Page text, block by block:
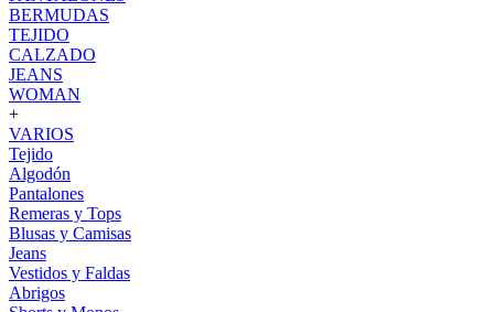
BERMUDAS
TEJIDO
CALZADO
JEANS
WOMAN
+
VARIOS
Tejido
Algodón
Pantalones
Remeras y Tops
Blusas y Camisas
Jeans
Vestidos y Faldas
Abrigos